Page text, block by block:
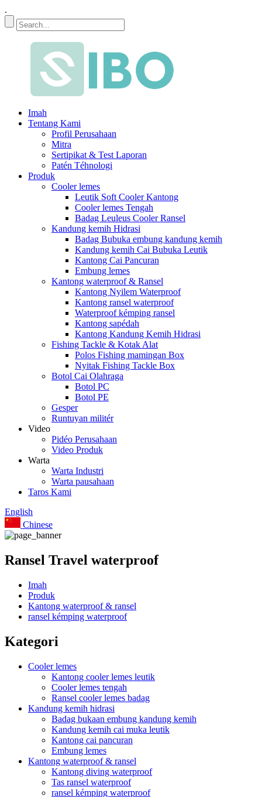
.
Imah
Tentang Kami
Profil Perusahaan
Mitra
Sertipikat & Test Laporan
Patén Téhnologi
Produk
Cooler lemes
Leutik Soft Cooler Kantong
Cooler lemes Tengah
Badag Leuleus Cooler Ransel
Kandung kemih Hidrasi
Badag Bubuka embung kandung kemih
Kandung kemih Cai Bubuka Leutik
Kantong Cai Pancuran
Embung lemes
Kantong waterproof & Ransel
Kantong Nyilem Waterproof
Kantong ransel waterproof
Waterproof kémping ransel
Kantong sapédah
Kantong Kandung Kemih Hidrasi
Fishing Tackle & Kotak Alat
Polos Fishing mamingan Box
Nyitak Fishing Tackle Box
Botol Cai Olahraga
Botol PC
Botol PE
Gesper
Runtuyan militér
Video
Pidéo Perusahaan
Video Produk
Warta
Warta Industri
Warta pausahaan
Taros Kami
English
Chinese
Ransel Travel waterproof
Imah
Produk
Kantong waterproof & ransel
ransel kémping waterproof
Kategori
Cooler lemes
Kantong cooler lemes leutik
Cooler lemes tengah
Ransel cooler lemes badag
Kandung kemih hidrasi
Badag bukaan embung kandung kemih
Kandung kemih cai muka leutik
Kantong cai pancuran
Embung lemes
Kantong waterproof & ransel
Kantong diving waterproof
Tas ransel waterproof
ransel kémping waterproof